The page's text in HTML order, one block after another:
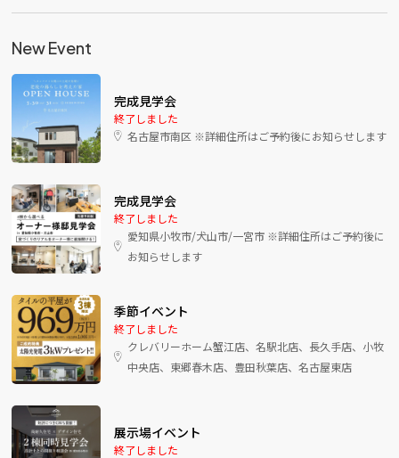
New Event
完成見学会
終了しました
名古屋市南区 ※詳細住所はご予約後にお知らせします
完成見学会
終了しました
愛知県小牧市/犬山市/一宮市 ※詳細住所はご予約後に
お知らせします
季節イベント
終了しました
クレバリーホーム蟹江店、名駅北店、長久手店、小牧
中央店、東郷春木店、豊田秋葉店、名古屋東店
展示場イベント
終了しました